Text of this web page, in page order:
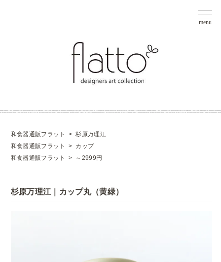
和食器通販フラット >杉原万理江
和食器通販フラット
> カップ
和食器通販フラット
> ～2999円
杉原万理江｜カップ丸（黄緑）